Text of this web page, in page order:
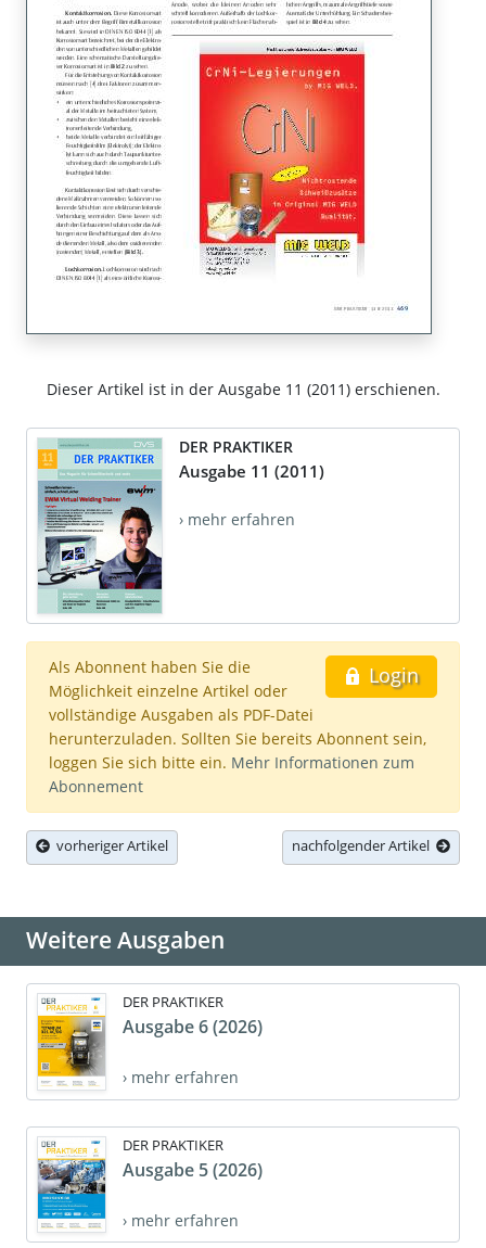
Dieser Artikel ist in der Ausgabe 11 (2011) erschienen.
DER PRAKTIKER
Ausgabe 11 (2011)
› mehr erfahren
Login
Als Abonnent haben Sie die
Möglichkeit einzelne Artikel oder
vollständige Ausgaben als PDF-Datei
herunterzuladen. Sollten Sie bereits Abonnent sein,
loggen Sie sich bitte ein. Mehr Informationen zum
Abonnement
vorheriger Artikel nachfolgender Artikel
Weitere Ausgaben
DER PRAKTIKER
Ausgabe 6 (2026)
› mehr erfahren
DER PRAKTIKER
Ausgabe 5 (2026)
› mehr erfahren